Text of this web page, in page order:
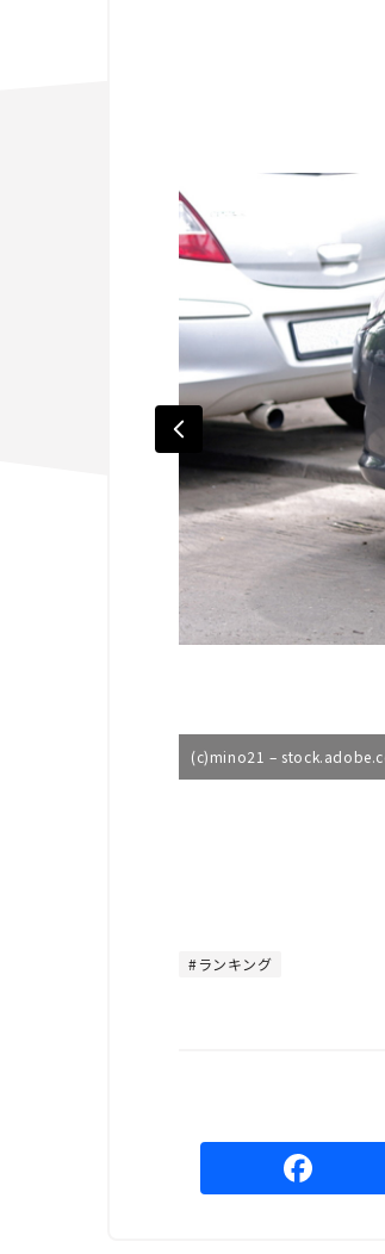
(c)mino21 –
ランキング